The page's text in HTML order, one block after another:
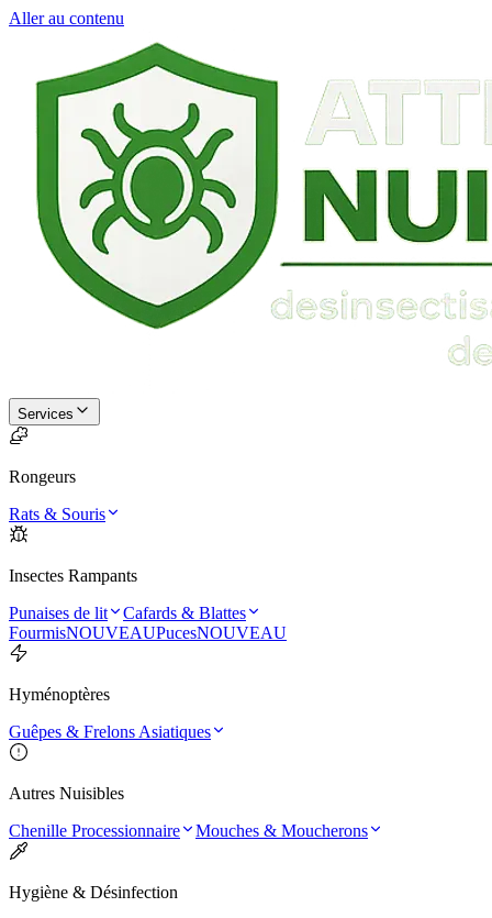
Aller au contenu
Services
Rongeurs
Rats & Souris
Insectes Rampants
Punaises de lit
Cafards & Blattes
FourmisNOUVEAUPucesNOUVEAU
Hyménoptères
Guêpes & Frelons Asiatiques
Autres Nuisibles
Chenille Processionnaire
Mouches & Moucherons
Hygiène & Désinfection